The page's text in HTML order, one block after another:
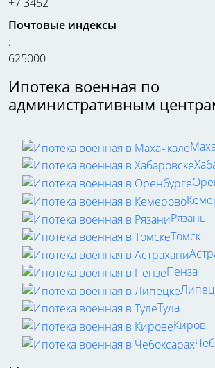
Почтовые индексы
:
625000
Ипотека военная по
административным
Рязань
Томск
Пенза
Тула
Киров